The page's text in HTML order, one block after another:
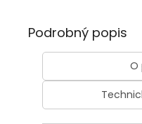
Podrobný popis
O